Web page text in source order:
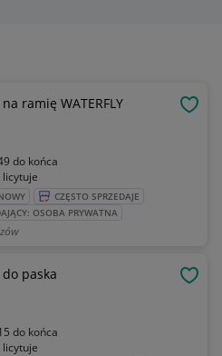
ramię WATERFLY
do końca
licytuje
CZĘSTO SPRZEDAJE
OSOBA PRYWATNA
do paska
do końca
licytuje